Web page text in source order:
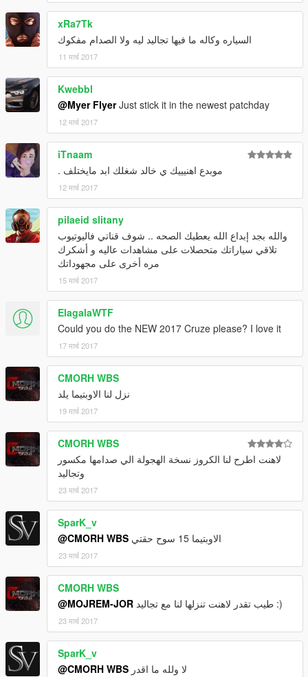
• الانوار كاملة تعمل بدون مشاكل
• كروم واقعي
• العدادات تعمل بدون مشاكل
• عجلات و اطارات ذات تصميم عالي الجودة
• جميع الابواب والشنطة والكبوت تفتح بدون مشاكل
• انعكاس مرايات واقعي
• يدين اللاعب على المقود
• تصميم الداخلية والخارجية عالي الجودة
• اللوحة الامامية اكسترا "تظهر بسيارة ولا تظهر بأخرى"ء
• زجاج الانوار ما يتظلل
• مكينة ثلاثية الابعاد بجودة متوسطة نوعاً ما
• السيارة خفيفة على اللعبة
السيارة المستبدلة :
•
مسار التثبيت :
x64e و patchday3ng
xRa7Tk
السياره وكاله ما فيها تجاليد ليه ولا الصدام مفكوك
11 मार्च 2017
Kwebbl
@Myer FlyerJust stick it in the newest patchday
12 मार्च 2017
iTnaam
موبدع اهنيييك ي خالد شغلك ابد مايختلف .
12 मार्च 2017
pilaeid slitany
والله بجد إبداع الله يعطيك الصحه .. شوف قناتي فاليوتيوب
تلاقي سياراتك متحصلات على مشاهدات عاليه و أشكرك
مره أخرى على مجهوداتك
15 मार्च 2017
ElagalaWTF
Could you do the NEW 2017 Cruze please? I love it
17 मार्च 2017
CMORH WBS
نزل لنا الاوبتيما يلد
19 मार्च 2017
CMORH WBS
لاهنت اطرح لنا الكروز نسخة الهجولة الي صدامها مكسور
وتجاليد
23 मार्च 2017
SparK_v
@CMORH WBS
الاوبتيما 15 سوح حقتي
23 मार्च 2017
CMORH WBS
@MOJREM-JOR
طيب تقدر لاهنت تنزلها لنا مع تجاليد :)
23 मार्च 2017
SparK_v
@CMORH WBS لا ولله ما اقدر